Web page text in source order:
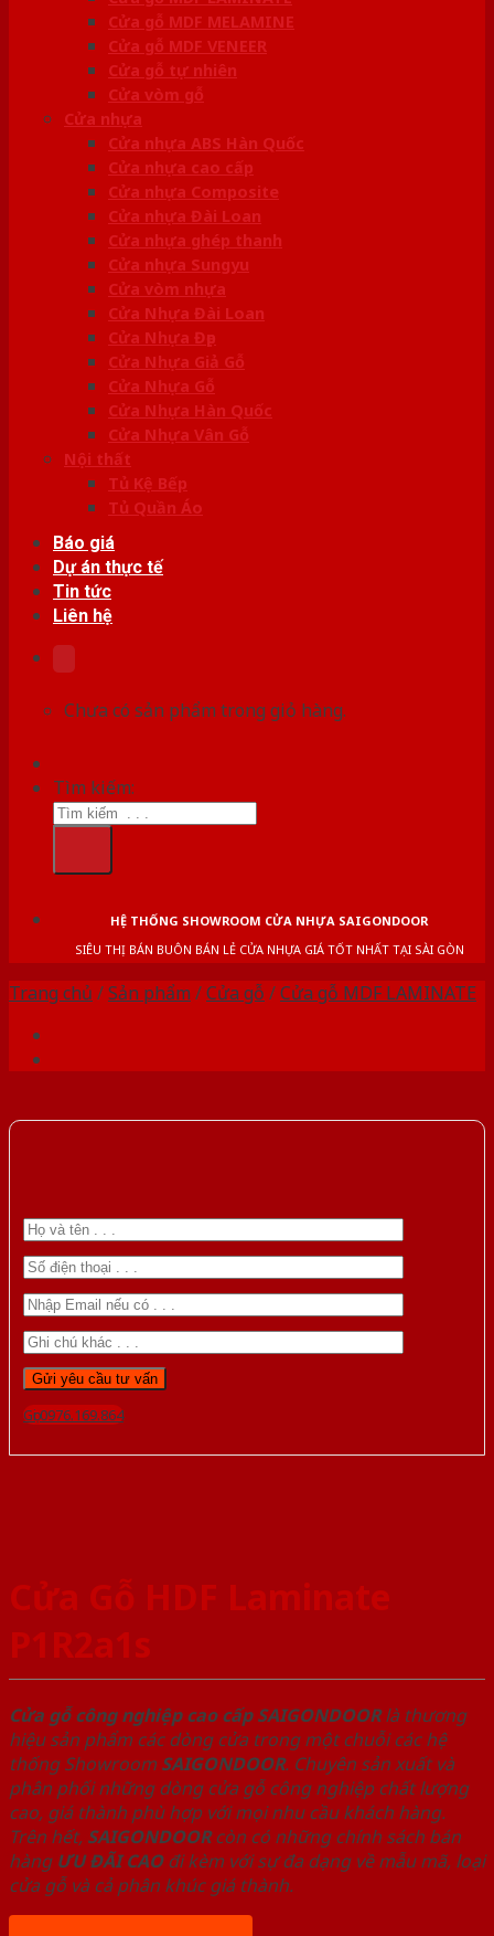
Cửa gỗ MDF MELAMINE
Cửa gỗ MDF VENEER
Cửa gỗ tự nhiên
Cửa vòm gỗ
Cửa nhựa
Cửa nhựa ABS Hàn Quốc
Cửa nhựa cao cấp
Cửa nhựa Composite
Cửa nhựa Đài Loan
Cửa nhựa ghép thanh
Cửa nhựa Sungyu
Cửa vòm nhựa
Cửa Nhựa Đài Loan
Cửa Nhựa Đẹp
Cửa Nhựa Giả Gỗ
Cửa Nhựa Gỗ
Cửa Nhựa Hàn Quốc
Cửa Nhựa Vân Gỗ
Nội thất
Tủ Kệ Bếp
Tủ Quần Áo
Báo giá
Dự án thực tế
Tin tức
Liên hệ
Chưa có sản phẩm trong giỏ hàng.
Tìm kiếm:
HỆ THỐNG SHOWROOM CỬA NHỰA SAIGONDOOR
SIÊU THỊ BÁN BUÔN BÁN LẺ CỬA NHỰA GIÁ TỐT NHẤT TẠI SÀI GÒN
Trang chủ /Sản phẩm /Cửa gỗ /Cửa gỗ MDF LAMINATE
Gọi 0976.169.864
Cửa Gỗ HDF Laminate
P1R2a1s
Cửa gỗ công nghiệp cao cấp SAIGONDOORlà thương
hiệu sản phẩm các dòng cửa trong một chuỗi các hệ
thống Showroom SAIGONDOOR. Chuyên sản xuất và
phân phối những dòng cửa gỗ công nghiệp chất lượng
cao, giá thành phù hợp với mọi nhu cầu khách hàng.
Trên hết, SAIGONDOORcòn có những chính sách bán
hàng ƯU ĐÃI CAOđi kèm với sự đa dạng về mẫu mã, loại
cửa gỗ và cả phân khúc giá thành.